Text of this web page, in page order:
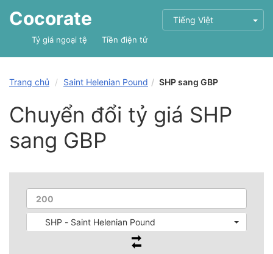
Cocorate Tiếng Việt
Tỷ giá ngoại tệ Tiền điện tử
Trang chủ Saint Helenian Pound SHP sang GBP
Chuyển đổi tỷ giá SHP
sang GBP
SHP - Saint Helenian Pound